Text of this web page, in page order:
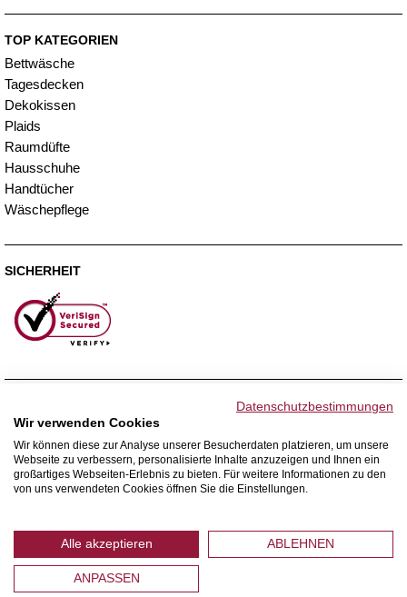
TOP KATEGORIEN
Bettwäsche
Tagesdecken
Dekokissen
Plaids
Raumdüfte
Hausschuhe
Handtücher
Wäschepflege
SICHERHEIT
WIR VERSENDEN MIT
Datenschutzbestimmungen
Wir verwenden Cookies
Wir können diese zur Analyse unserer Besucherdaten platzieren, um unsere
Webseite zu verbessern, personalisierte Inhalte anzuzeigen und Ihnen ein
großartiges Webseiten-Erlebnis zu bieten. Für weitere Informationen zu den
von uns verwendeten Cookies öffnen Sie die Einstellungen.
Alle akzeptieren ABLEHNEN
ANPASSEN